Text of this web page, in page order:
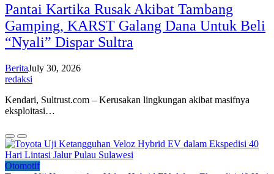
Pantai Kartika Rusak Akibat Tambang
Gamping, KARST Galang Dana Untuk Beli
“Nyali” Dispar Sultra
BeritaJuly 30, 2026
redaksi
Kendari, Sultrust.com – Kerusakan lingkungan akibat masifnya
eksploitasi…
Otomotif